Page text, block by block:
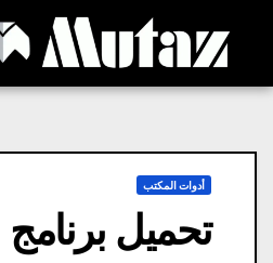
content
أدوات المكتب